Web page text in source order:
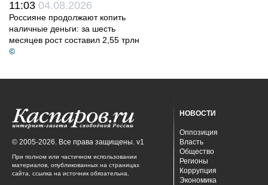
11:03 04.08.2026
Россияне продолжают копить
наличные деньги: за шесть
месяцев рост составил 2,55 трлн
©
© 2005-2026. Все права защищены. v1
При полном или частичном использовании
материалов, опубликованных на страницах
сайта, ссылка на источник обязательна.
НОВОСТИ
Оппозиция
Власть
Общество
Регионы
Коррупция
Экономика